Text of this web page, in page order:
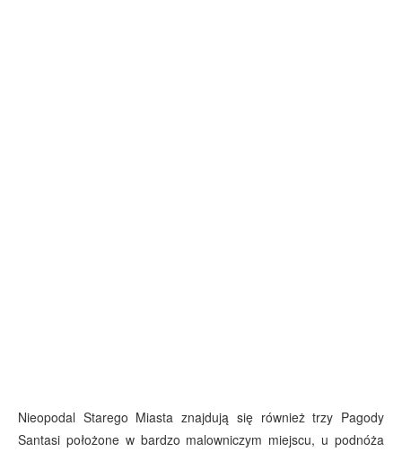
Nieopodal Starego Miasta znajdują się również trzy Pagody
Santasi położone w bardzo malowniczym miejscu, u podnóża